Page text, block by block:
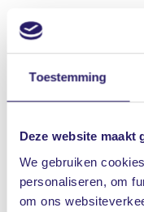
Toestemming
Deze website maakt
We gebruiken
personaliseren, om
om ons
die bij
Je wilt goederen die
verzekeren. Met een
zelf hoe beperkt of
verzekeren. Jij bepaalt:
welke risico’s je
de hoogte van